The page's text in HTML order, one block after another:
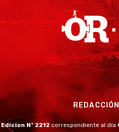
REDACCIÓN
Edicion Nº 2212 correspondiente al día